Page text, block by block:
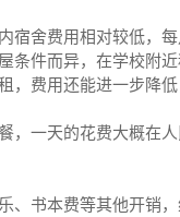
宿舍费用相对较低，
条件而异，在学校附
，费用还能进一步降
，一天的花费大概在
、书本费等其他开销